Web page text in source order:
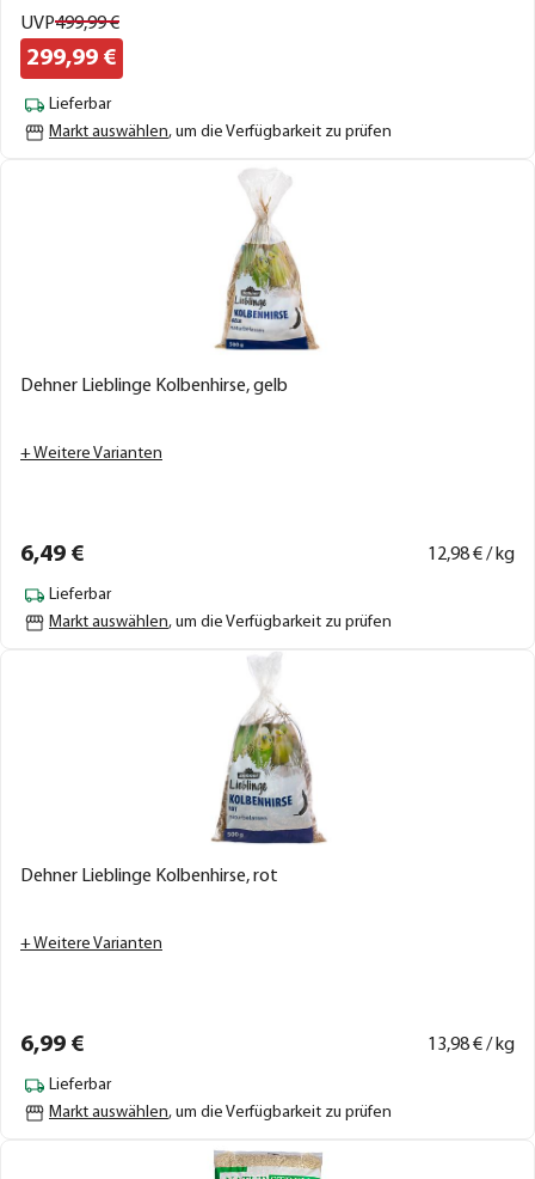
UVP499,99€
299,99 €
Lieferbar
Markt auswählen, um die Verfügbarkeit zu prüfen
Dehner Lieblinge Kolbenhirse, gelb
+ Weitere Varianten
6,49 € 12,98€ / kg
Lieferbar
Markt auswählen, um die Verfügbarkeit zu prüfen
Dehner Lieblinge Kolbenhirse, rot
+ Weitere Varianten
6,99 € 13,98€ / kg
Lieferbar
Markt auswählen, um die Verfügbarkeit zu prüfen